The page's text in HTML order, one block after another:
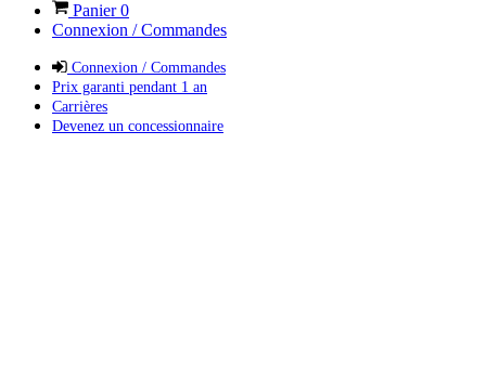
Panier0
Connexion / Commandes
Connexion / Commandes
Prix garanti pendant 1 an
Carrières
Devenez un concessionnaire